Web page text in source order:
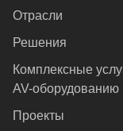
Отрасли
Решения
Комплексные
AV-оборудованию
Проекты